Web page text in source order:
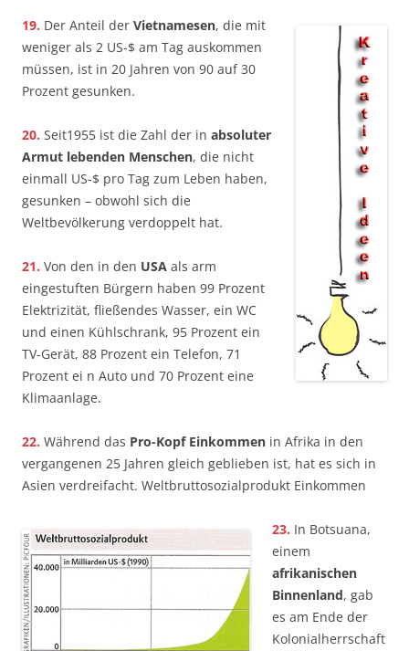
19. Der Anteil der Vietnamesen, die mit
weniger als 2 US-$ am Tag auskommen
müssen, ist in 20 Jahren von 90 auf 30
Prozent gesunken.
20. Seit1955 ist die Zahl der in absoluter
Armut lebenden Menschen, die nicht
einmall US-$ pro Tag zum Leben haben,
gesunken – obwohl sich die
Weltbevölkerung verdoppelt hat.
21. Von den in den USA als arm
eingestuften Bürgern haben 99 Prozent
Elektrizität, fließendes Wasser, ein WC
und einen Kühlschrank, 95 Prozent ein
TV-Gerät, 88 Prozent ein Telefon, 71
Prozent ei n Auto und 70 Prozent eine
Klimaanlage.
22. Während das Pro-Kopf­ Einkommen in Afrika in den
vergangenen 25 Jahren gleich geblieben ist, hat es sich in
Asien verdreifacht. Weltbruttosozialprodukt Einkommen
23. In Botsuana,
einem
afrikanischen
Binnenland, gab
es am Ende der
Kolonialherrschaft